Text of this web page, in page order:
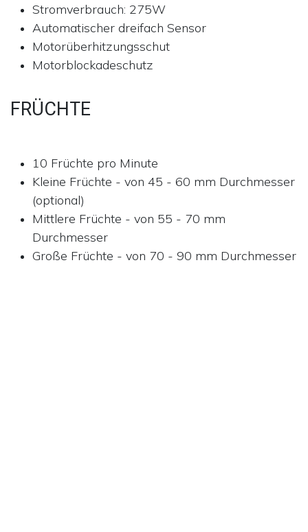
Stromverbrauch: 275W
Automatischer dreifach Sensor
Motorüberhitzungsschut
Motorblockadeschutz
FRÜCHTE
10 Früchte pro Minute
Kleine Früchte - von 45 - 60 mm Durchmesser
(optional)
Mittlere Früchte - von 55 - 70 mm
Durchmesser
Große Früchte - von 70 - 90 mm Durchmesser